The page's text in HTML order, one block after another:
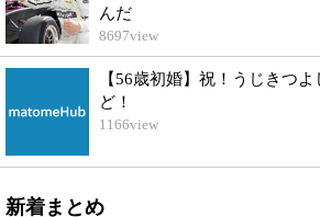
んだ
8697view
【56歳初婚】祝！うじきつ
ど！
1166view
新着まとめ